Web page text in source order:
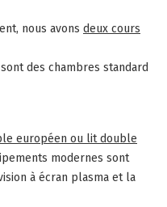
nous avons deux cours
des chambres standard
européen ou lit double
modernes sont
à écran plasma et la